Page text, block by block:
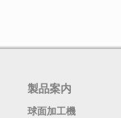
製品案内
球面加工機